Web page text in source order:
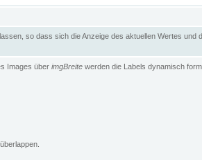
so dass sich die Anzeige des aktuellen Wertes und
Images über imgBreite werden die Labels dynamisch